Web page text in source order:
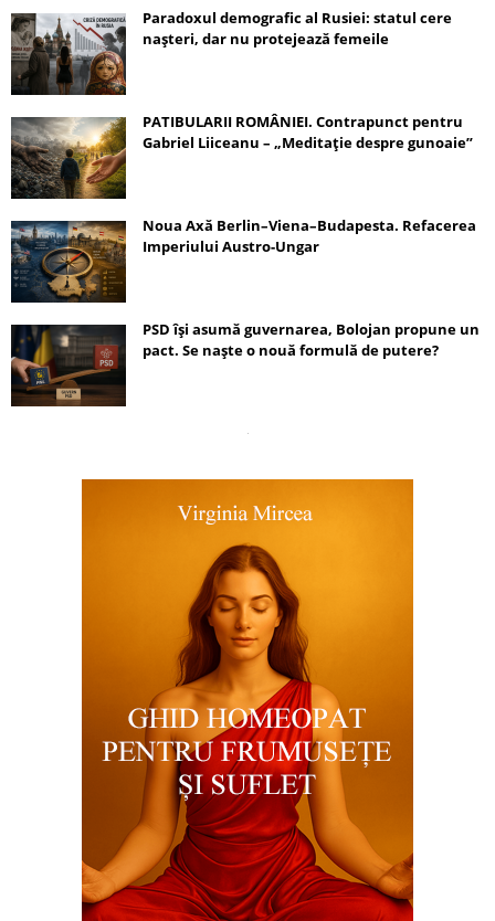
Paradoxul demografic al Rusiei: statul cere
nașteri, dar nu protejează femeile
PATIBULARII ROMÂNIEI. Contrapunct pentru
Gabriel Liiceanu – „Meditație despre gunoaie”
Noua Axă Berlin–Viena–Budapesta. Refacerea
Imperiului Austro-Ungar
PSD își asumă guvernarea, Bolojan propune un
pact. Se naște o nouă formulă de putere?